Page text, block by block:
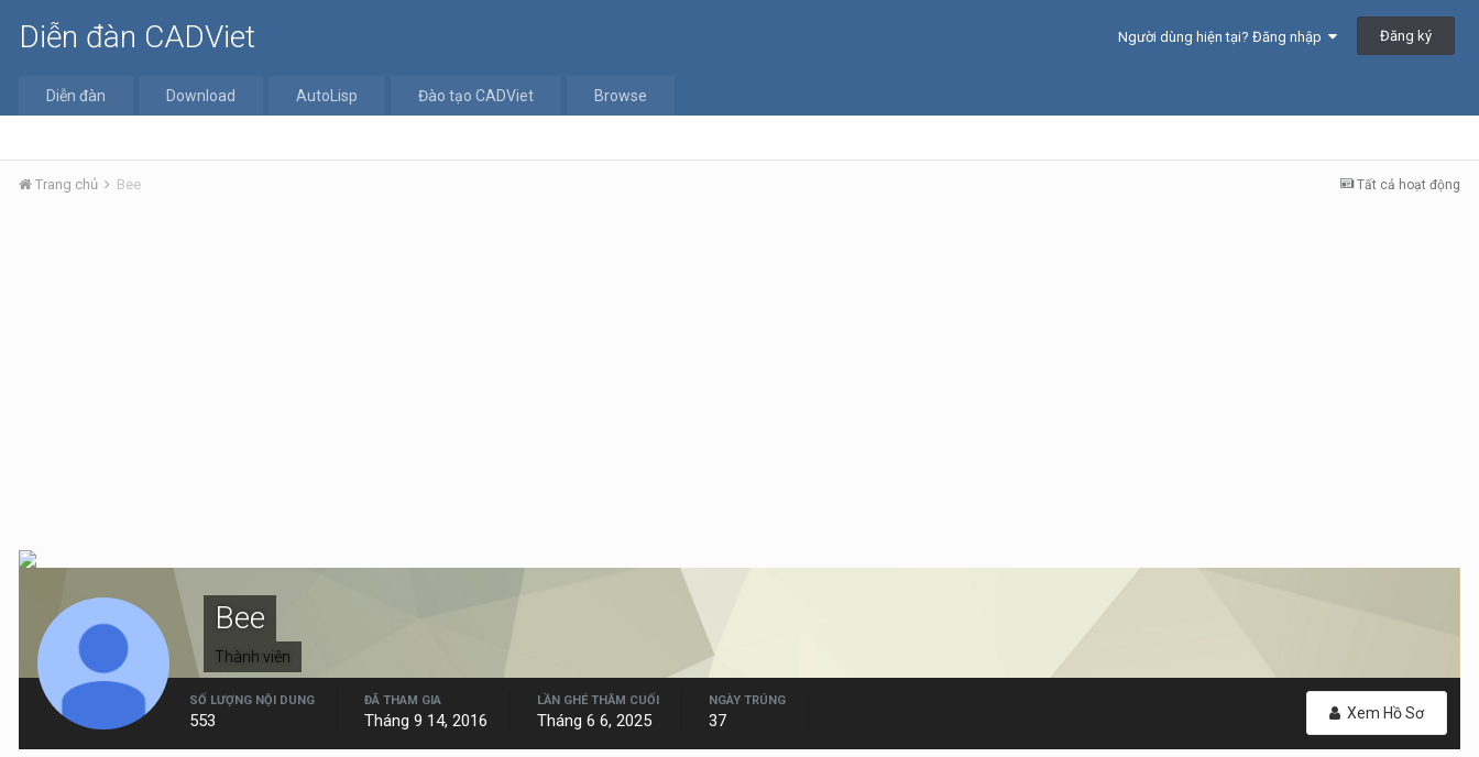
Diễn đàn CADViet Người dùng hiện tại? Đăng nhập Đăng ký
Diễn đàn Download AutoLisp Đào tạo CADViet Browse
Tất cả hoạt động
Trang chủ Bee
Bee
Thành viên
Xem Hồ Sơ
SỐ LƯỢNG NỘI DUNG
553
ĐÃ THAM GIA
Tháng 9 14, 2016
LẦN GHÉ THĂM CUỐI
Tháng 6 6, 2025
NGÀY TRÚNG
37